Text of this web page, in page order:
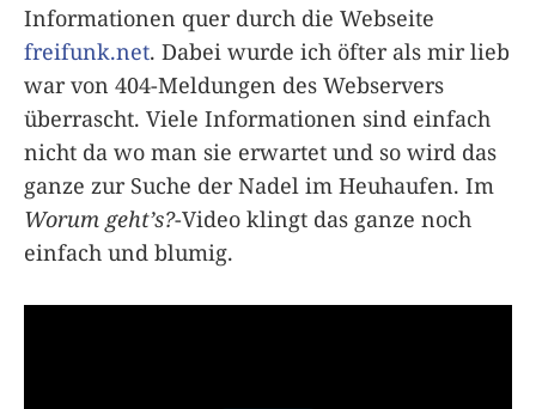
Informationen quer durch die Webseite
freifunk.net. Dabei wurde ich öfter als mir lieb
war von 404-Meldungen des Webservers
überrascht. Viele Informationen sind einfach
nicht da wo man sie erwartet und so wird das
ganze zur Suche der Nadel im Heuhaufen. Im
Worum geht’s?-Video klingt das ganze noch
einfach und blumig.